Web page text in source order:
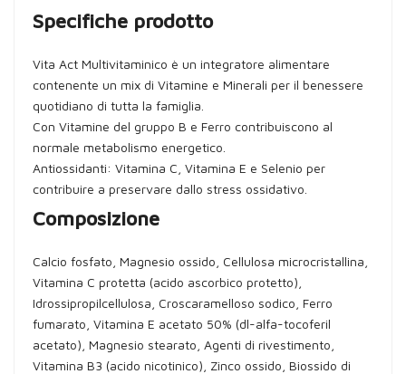
Specifiche prodotto
Vita Act Multivitaminico è un integratore alimentare
contenente un mix di Vitamine e Minerali per il benessere
quotidiano di tutta la famiglia.
Con Vitamine del gruppo B e Ferro contribuiscono al
normale metabolismo energetico.
Antiossidanti: Vitamina C, Vitamina E e Selenio per
contribuire a preservare dallo stress ossidativo.
Composizione
Calcio fosfato, Magnesio ossido, Cellulosa microcristallina,
Vitamina C protetta (acido ascorbico protetto),
Idrossipropilcellulosa, Croscaramelloso sodico, Ferro
fumarato, Vitamina E acetato 50% (dl-alfa-tocoferil
acetato), Magnesio stearato, Agenti di rivestimento,
Vitamina B3 (acido nicotinico), Zinco ossido, Biossido di